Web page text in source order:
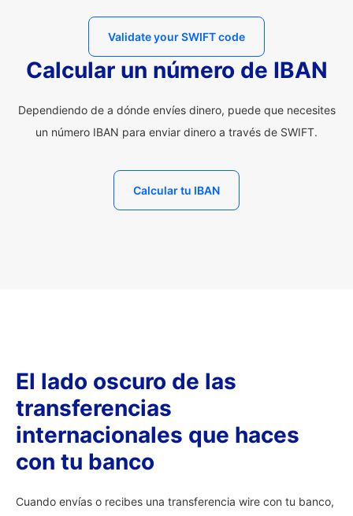
Validate your SWIFT code
Calcular un número de IBAN
Dependiendo de a dónde envíes dinero, puede que necesites
un número IBAN para enviar dinero a través de SWIFT.
Calcular tu IBAN
El lado oscuro de las
transferencias
internacionales que haces
con tu banco
Cuando envías o recibes una transferencia wire con tu banco,